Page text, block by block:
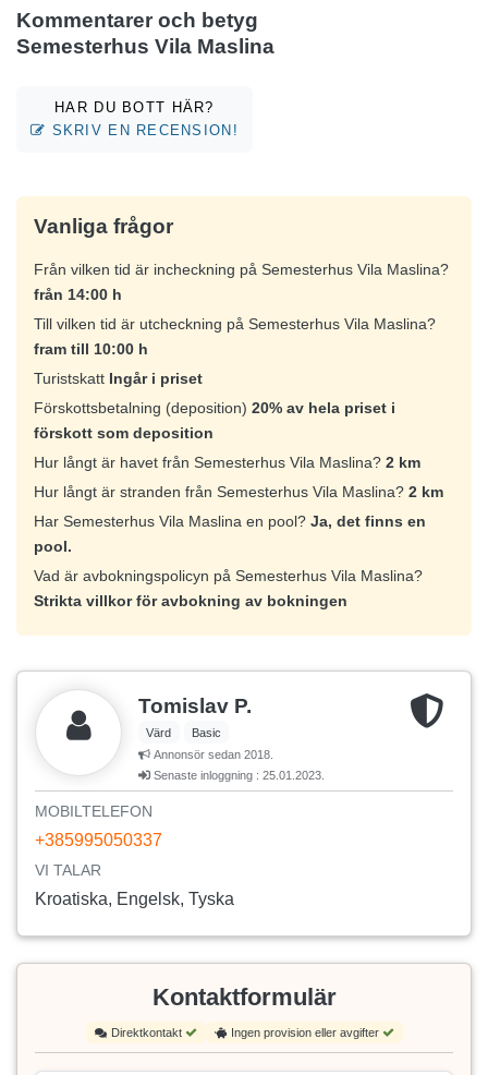
Kommentarer och betyg
Semesterhus Vila Maslina
HAR DU BOTT HÄR?
SKRIV EN RECENSION!
Vanliga frågor
Från vilken tid är incheckning på Semesterhus Vila Maslina?
från 14:00 h
Till vilken tid är utcheckning på Semesterhus Vila Maslina?
fram till 10:00 h
Turistskatt Ingår i priset
Förskottsbetalning (deposition) 20% av hela priset i
förskott som deposition
Hur långt är havet från Semesterhus Vila Maslina? 2 km
Hur långt är stranden från Semesterhus Vila Maslina? 2 km
Har Semesterhus Vila Maslina en pool? Ja, det finns en
pool.
Vad är avbokningspolicyn på Semesterhus Vila Maslina?
Strikta villkor för avbokning av bokningen
Tomislav P.
Värd
Basic
Annonsör sedan 2018.
Senaste inloggning : 25.01.2023.
MOBILTELEFON
+385995050337
VI TALAR
Kroatiska, Engelsk, Tyska
Kontaktformulär
Direktkontakt Ingen provision eller avgifter